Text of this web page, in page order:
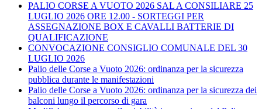
PALIO CORSE A VUOTO 2026 SAL A CONSILIARE 25
LUGLIO 2026 ORE 12.00 - SORTEGGI PER
ASSEGNAZIONE BOX E CAVALLI BATTERIE DI
QUALIFICAZIONE
CONVOCAZIONE CONSIGLIO COMUNALE DEL 30
LUGLIO 2026
Palio delle Corse a Vuoto 2026: ordinanza per la sicurezza
pubblica durante le manifestazioni
Palio delle Corse a Vuoto 2026: ordinanza per la sicurezza dei
balconi lungo il percorso di gara